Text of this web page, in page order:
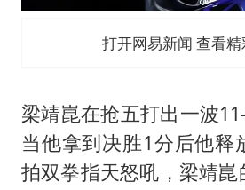
打开网易新闻 查看
梁靖崑在抢五打出一波
当他拿到决胜1分后他释
拍双拳指天怒吼，梁靖